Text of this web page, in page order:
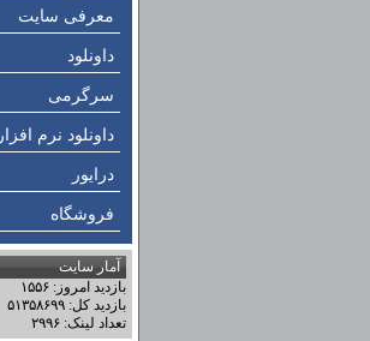
معرفی سایت
داونلود
سرگرمی
داونلود نرم افزار
درایور
فروشگاه
آمار سایت
بازدید امروز: ۱۵۵۶
بازدید کل: ۵۱۳۵۸۶۹۹
تعداد لینک: ۲۹۹۶